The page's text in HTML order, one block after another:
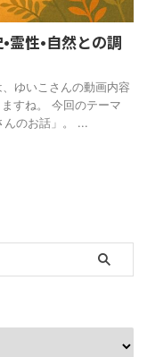
霊性•自然との調
ゆいこさんの動画内容
すね。 今回のテーマ
んのお話」。 ...